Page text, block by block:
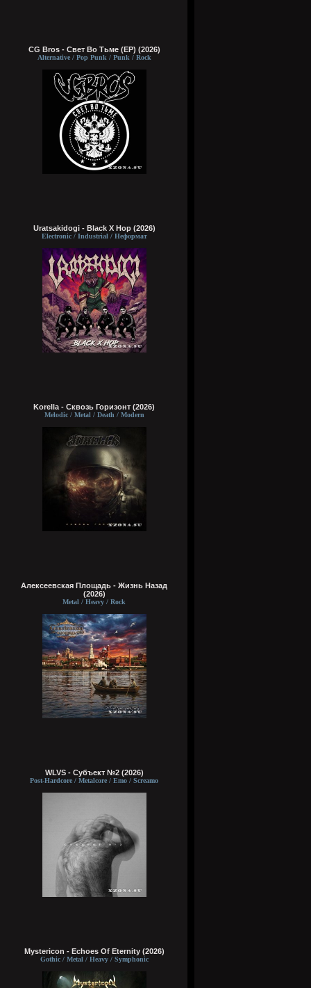
CG Bros - Свет Во Тьме (EP) (2026)
Alternative / Pop Punk / Punk / Rock
Uratsakidogi - Black X Hop (2026)
Electronic / Industrial / Неформат
Korella - Сквозь Горизонт (2026)
Melodic / Metal / Death / Modern
Алексеевская Площадь - Жизнь Назад
(2026)
Metal / Heavy / Rock
WLVS - Субъект №2 (2026)
Post-Hardcore / Metalcore / Emo / Screamo
Mystericon - Echoes Of Eternity (2026)
Gothic / Metal / Heavy / Symphonic